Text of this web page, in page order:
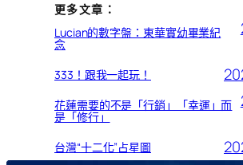
更多文章：
Lucian的數字盤：東華實幼畢業紀
念
333！跟我一起玩！
花蓮需要的不是「行銷」「幸運」而
是「修行」
台灣“十二化”占星圖